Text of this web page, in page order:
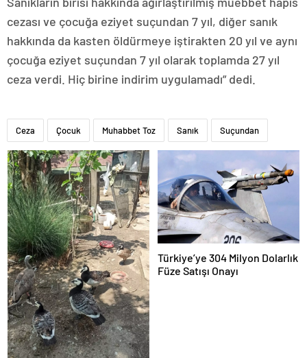
cezası ve çocuğa eziyet suçundan 7 yıl, diğer sanık
hakkında da kasten öldürmeye iştirakten 20 yıl ve aynı
çocuğa eziyet suçundan 7 yıl olarak toplamda 27 yıl
ceza verdi. Hiç birine indirim uygulamadı” dedi.
Ceza Çocuk Muhabbet Toz Sanık Suçundan
Türkiye’ye 304 Milyon Dolarlık
Füze Satışı Onayı